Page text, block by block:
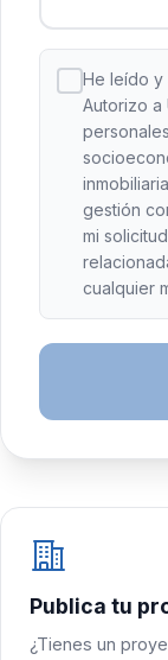
He leído y
Autorizo a
gestión
mi
cualquier
Publica tu
¿Tienes un